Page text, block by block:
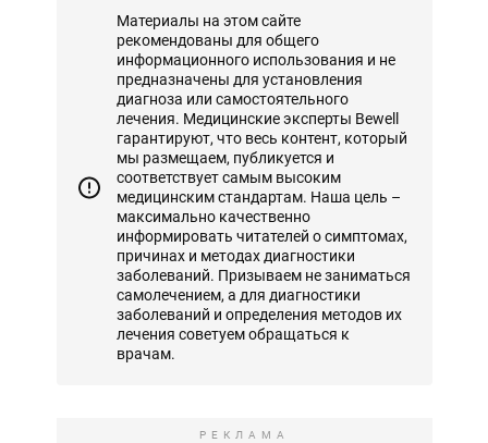
Материалы на этом сайте
рекомендованы для общего
информационного использования и не
предназначены для установления
диагноза или самостоятельного
лечения. Медицинские эксперты Bewell
гарантируют, что весь контент, который
мы размещаем, публикуется и
соответствует самым высоким
медицинским стандартам. Наша цель –
максимально качественно
информировать читателей о симптомах,
причинах и методах диагностики
заболеваний. Призываем не заниматься
самолечением, а для диагностики
заболеваний и определения методов их
лечения советуем обращаться к
врачам.
РЕКЛАМА